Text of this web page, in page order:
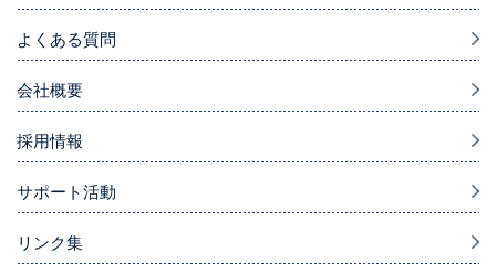
よくある質問
会社概要
採用情報
サポート活動
リンク集